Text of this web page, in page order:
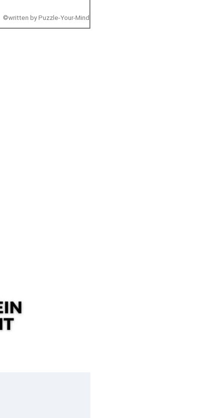
©written by Puzzle-Your-Mind